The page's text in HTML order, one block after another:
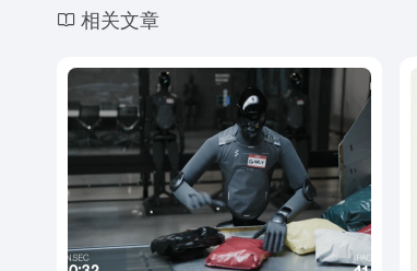
相关文章